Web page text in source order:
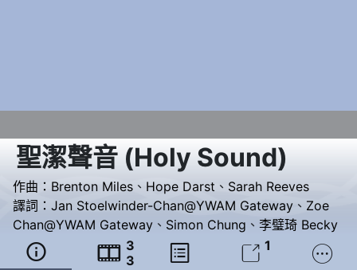
聖潔聲音(Holy Sound)
作曲： Brenton Miles 、 Hope Darst 、 Sarah Reeves
譯詞： Jan Stoelwinder-Chan@YWAM Gateway 、 Zoe
Chan@YWAM Gateway 、 Simon Chung 、 李璧琦 Becky
  3
3
  1 